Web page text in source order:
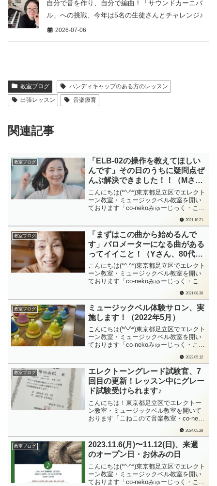
自分で音を作り、自分で編曲！「サウンドカーニバ
ル」への挑戦、今年は5名の生徒さんとチャレンジ♪
2026-07-06
教室ブログ
ハンディキャップのある方のレッスン
出張レッスン
音楽療育
関連記事
教室ブログ
「ELB-02の操作を教えてほしい
んです」その日のうちに疑問点ぜ
んぶ解決できました！！（Mさ
ん、「エレクトーンの操作・エレ
クトーンの機能を学ぶ」出張レッ
スン）
こんにちは(*^-^*)東京都足立区でエレクト
ーン教室・ミュージックベル教室を開い
ております「co-nekoみゅーじっく・こね
す。お電話をいただいたのは日曜日のこ
と。「エレクトーンの使い方を教えてほ
しいんです」とのご連絡でした。Mさん
からのお問い合わせ内容今現在、エ...
2021.10.21
教室ブログ
「まずはこの曲から始めるんで
す」バロメーターになる曲がある
ってイイこと！（Yさん、80代、
ピアノ）
こんにちは(*^-^*)東京都足立区でエレクト
ーン教室・ミュージックベル教室を開い
ております「co-nekoみゅーじっく・こね
す。レッスンをスタートして…半年が経
とうとしています。「Yさん、すごいじ
ゃないですか！今、パッと左手の「ソ」
読めて弾けてましたね！！」そう。...
2021.08.30
教室ブログ
ミュージックベル体験サロン、実
施します！（2022年5月）
こんにちは(*^-^*)東京都足立区でエレクト
ーン教室・ミュージックベル教室を開い
ております「co-nekoみゅーじっく・こね
す。今月も無事に開催できそうです！ご
興味ございましたら…ぜひお立ち寄りく
ださい！「説明付き」でミュージックベ
ルを触れるチャンス！なかなか、ミ...
2022.05.12
教室ブログ
エレクトーングレード試験官、7
回目の更新！レッスン中にグレー
ド試験受けられます♪
こんにちは！東京都足立区でエレクトー
ン教室・ミュージックベル教室を開いて
おります「こねこのて音楽教室・co-neko
ヤマハエレクトーン演奏グレード13〜11
級の試験官として、の「認定証」が届き
ました！今回の更新で「7回目」の更新。
試験官としても、しっかり生徒さんを...
2024.05.28
教室ブログ
2023.11.6(月)〜11.12(日)、来週
のオープン日・お休みの日
こんにちは(*^-^*)東京都足立区でエレクト
ーン教室・ミュージックベル教室を開い
ております「co-nekoみゅーじっく・こね